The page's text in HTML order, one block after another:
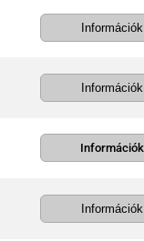
Információk
Információk
Információk
Információk